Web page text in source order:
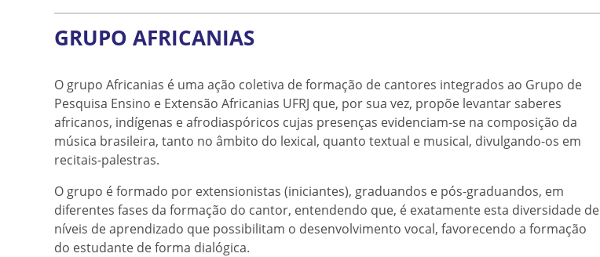
GRUPO AFRICANIAS
O grupo Africanias é uma ação coletiva de formação de cantores integrados ao Grupo de
Pesquisa Ensino e Extensão Africanias UFRJ que, por sua vez, propõe levantar saberes
africanos, indígenas e afrodiaspóricos cujas presenças evidenciam-se na composição da
música brasileira, tanto no âmbito do lexical, quanto textual e musical, divulgando-os em
recitais-palestras.
O grupo é formado por extensionistas (iniciantes), graduandos e pós-graduandos, em
diferentes fases da formação do cantor, entendendo que, é exatamente esta diversidade de
níveis de aprendizado que possibilitam o desenvolvimento vocal, favorecendo a formação
do estudante de forma dialógica.